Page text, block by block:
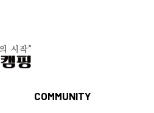
COMMUNITY